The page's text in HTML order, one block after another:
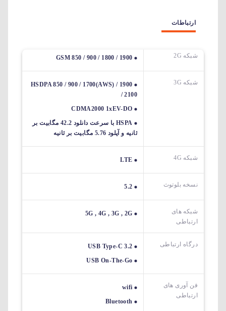
ارتباطات
شبکه 2G GSM 850 / 900 / 1800 / 1900
شبکه 3G
HSDPA 850 / 900 / 1700(AWS) / 1900
/ 2100
CDMA2000 1xEV-DO
HSPA با سرعت دانلود 42.2 مگابیت بر
ثانیه و آپلود 5.76 مگابیت بر ثانیه
شبکه 4G LTE
نسخه بلوتوث 5.2
شبکه های
ارتباطی
5G , 4G , 3G , 2G
درگاه ارتباطی
USB Type-C 3.2
USB On-The-Go
فن آوری های
ارتباطی
wifi
Bluetooth